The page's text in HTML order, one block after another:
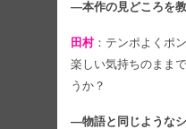
―本作の見どころを教
田村：テンポよくポ
楽しい気持ちのまま
うか？
―物語と同じような